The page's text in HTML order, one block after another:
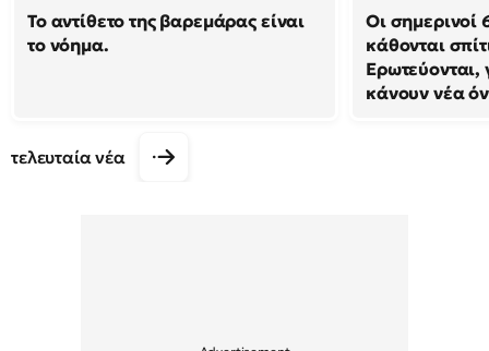
Το αντίθετο της βαρεμάρας είναι
το νόημα.
Οι σημερινοί
κάθονται
Ερωτεύονται,
κάνουν νέα
τελευταία νέα